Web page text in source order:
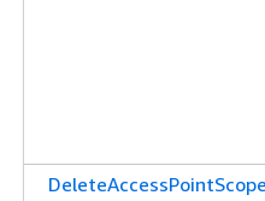
DeleteAccessPointScope